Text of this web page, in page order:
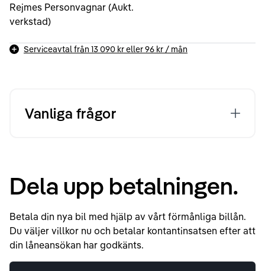
Rejmes Personvagnar (Aukt.
verkstad)
Serviceavtal från 13 090 kreller96 kr / mån
Vanliga frågor
Dela upp betalningen.
Betala din nya bil med hjälp av vårt förmånliga billån.
Du väljer villkor nu och betalar kontantinsatsen efter att
din låneansökan har godkänts.